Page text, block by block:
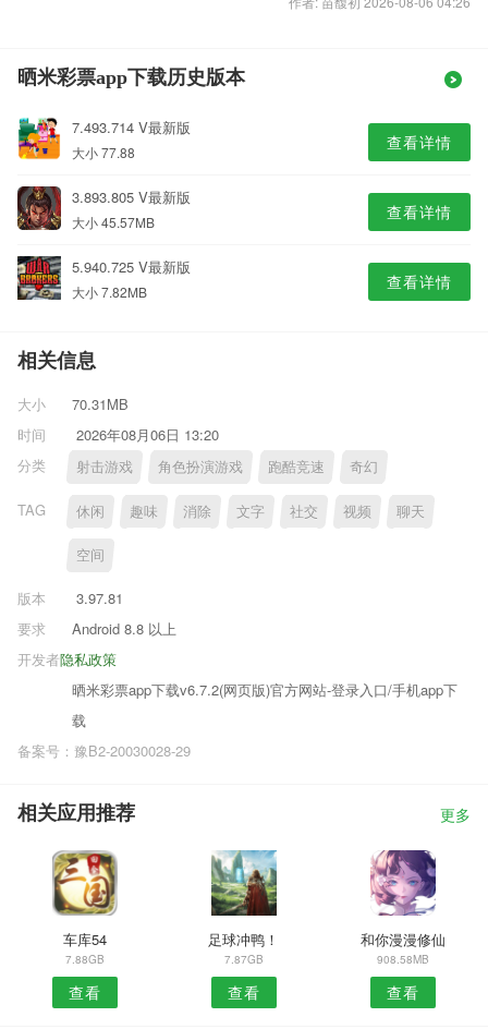
晒米彩票app下载历史版本
7.493.714 V最新版
大小 77.88 查看详情
3.893.805 V最新版
大小 45.57MB 查看详情
5.940.725 V最新版
大小 7.82MB 查看详情
相关信息
大小
70.31MB
时间
2026年08月06日 13:20
分类
射击游戏 角色扮演游戏 跑酷竞速 奇幻
TAG 休闲 趣味 消除 文字 社交 视频 聊天
空间
版本
3.97.81
要求
Android 8.8 以上
隐私政策
开发者
晒米彩票app下载v6.7.2(网页版)官方网站-登录入口/手机app下
载
备案号：豫B2-20030028-29
相关应用推荐 更多
车库54
7.88GB
查看
足球冲鸭！
7.87GB
查看
和你漫漫修仙
908.58MB
查看